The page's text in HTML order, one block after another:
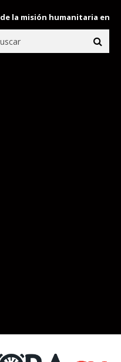
humanitaria enviada a